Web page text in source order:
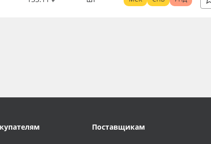
Поставщикам